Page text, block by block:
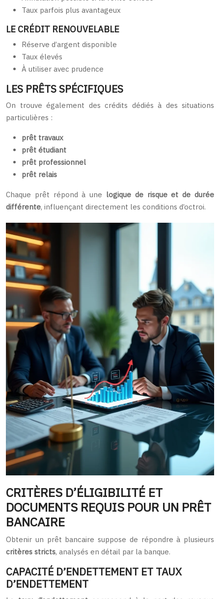
Taux parfois plus avantageux
LE CRÉDIT RENOUVELABLE
Réserve d’argent disponible
Taux élevés
À utiliser avec prudence
LES PRÊTS SPÉCIFIQUES
On trouve également des crédits dédiés à des situations
particulières :
prêt travaux
prêt étudiant
prêt professionnel
prêt relais
Chaque prêt répond à une logique de risque et de durée
différente, influençant directement les conditions d’octroi.
CRITÈRES D’ÉLIGIBILITÉ ET
DOCUMENTS REQUIS POUR UN PRÊT
BANCAIRE
Obtenir un prêt bancaire suppose de répondre à plusieurs
critères stricts, analysés en détail par la banque.
CAPACITÉ D’ENDETTEMENT ET TAUX
D’ENDETTEMENT